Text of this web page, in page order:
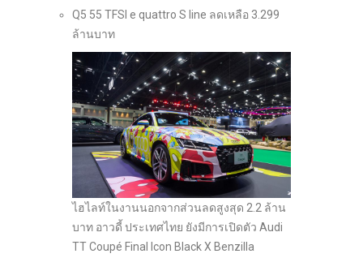
Q5 55 TFSI e quattro S line ลดเหลือ 3.299
ล้านบาท
ไฮไลท์ในงานนอกจากส่วนลดสูงสุด 2.2 ล้าน
บาท อาวดี้ ประเทศไทย ยังมีการเปิดตัว Audi
TT Coupé Final Icon Black X Benzilla